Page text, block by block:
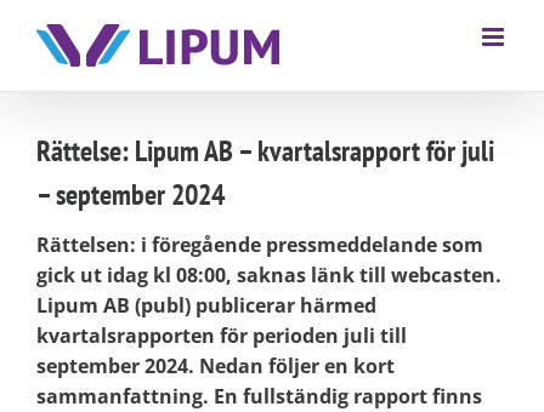
Rättelse: Lipum AB – kvartalsrapport för juli
– september 2024
Rättelsen: i föregående pressmeddelande som
gick ut idag kl 08:00, saknas länk till webcasten.
Lipum AB (publ) publicerar härmed
kvartalsrapporten för perioden juli till
september 2024. Nedan följer en kort
sammanfattning. En fullständig rapport finns